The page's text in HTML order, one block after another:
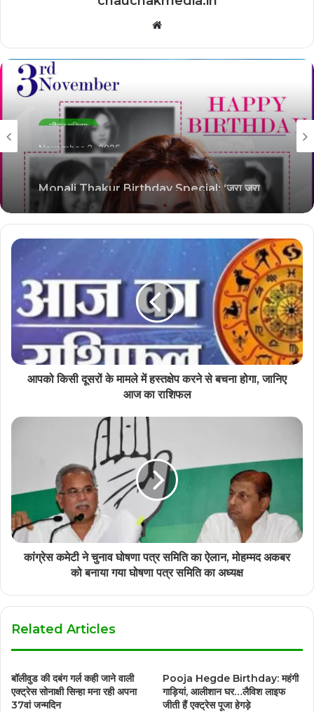
Website
जीवन परिचय
November 3, 2025
Monali Thakur Birthday Special: ‘जरा जरा
टच मी’ से ‘आगा बाई हल्ला मचाए रे’ तक, देखें बॉलीवुड सिंगर
मोनाली ठाकुर के 7 बेहतरीन गानों की लिस्ट
आपको किसी दूसरों के मामले में हस्तक्षेप करने से बचना होगा, जानिए
आज का राशिफल
कांग्रेस कमेटी ने चुनाव घोषणा पत्र समिति का ऐलान, मोहम्मद अकबर
को बनाया गया घोषणा पत्र समिति का अध्यक्ष
Related Articles
बॉलीवुड की दबंग गर्ल कही जाने वाली
एक्ट्रेस सोनाक्षी सिन्हा मना रही अपना
37वां जन्मदिन
Pooja Hegde Birthday: महंगी
गाड़ियां, आलीशान घर…लैविश लाइफ
जीती हैं एक्ट्रेस पूजा हेगड़े